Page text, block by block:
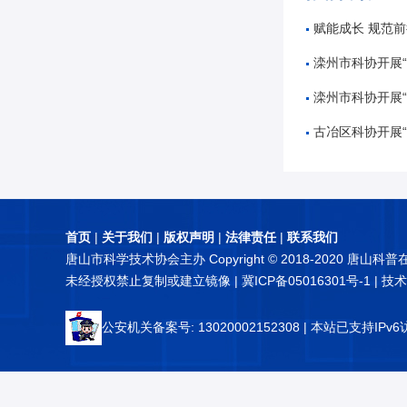
赋能成长 规范前行——唐山市
滦州市科协开展“奋进十五
滦州市科协开展“5
古冶区科协开展“知航天
首页 | 关于我们 | 版权声明 | 法律责任| 联系我们
唐山市科学技术协会主办 Copyright © 2018-2020 唐山科普
未经授权禁止复制或建立镜像 | 冀ICP备05016301号-1 | 技
公安机关备案号: 13020002152308 | 本站已支持IPv6